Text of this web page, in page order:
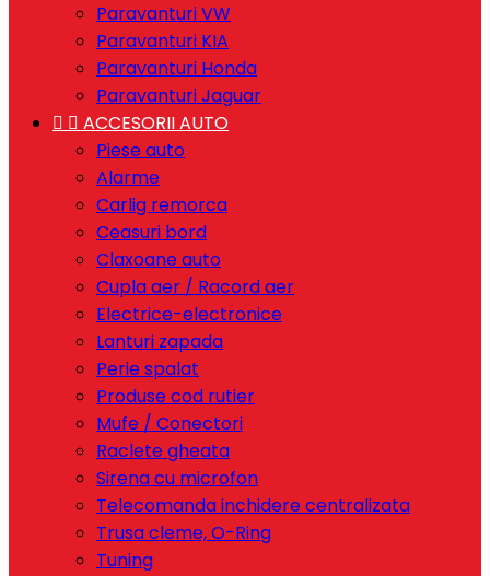
Paravanturi VW
Paravanturi KIA
Paravanturi Honda
Paravanturi Jaguar
  ACCESORII AUTO
Piese auto
Alarme
Carlig remorca
Ceasuri bord
Claxoane auto
Cupla aer / Racord aer
Electrice-electronice
Lanturi zapada
Perie spalat
Produse cod rutier
Mufe / Conectori
Raclete gheata
Sirena cu microfon
Telecomanda inchidere centralizata
Trusa cleme, O-Ring
Tuning